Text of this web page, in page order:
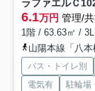
ラファエルＣ
6.1万円 管理/
1階 / 63.63㎡ /
山陽本線「八
バス・トイレ別
電気有
駐輪場